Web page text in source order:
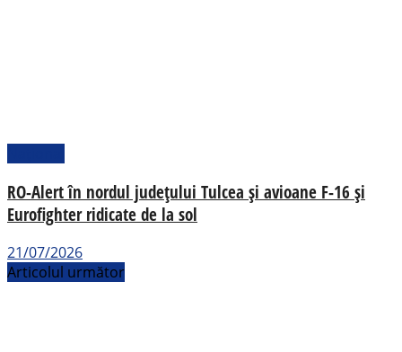
RO-Alert în nordul județului Tulcea și avioane F-16 și
Eurofighter ridicate de la sol
21/07/2026
Articolul următor